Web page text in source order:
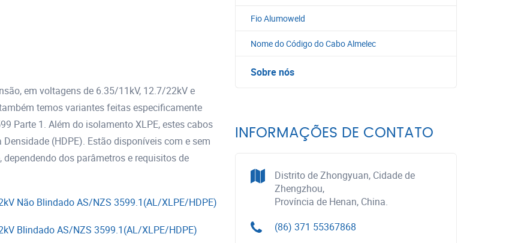
em voltagens de 6.35/11kV, 12.7/22kV e
temos variantes feitas especificamente
Parte 1. Além do isolamento XLPE, estes cabos
(HDPE). Estão disponíveis com e sem
dos parâmetros e requisitos de
Não Blindado AS/NZS 3599.1(AL/XLPE/HDPE)
Blindado AS/NZS 3599.1(AL/XLPE/HDPE)
Fio Alumoweld
Nome do Código do Cabo Almelec
Sobre nós
INFORMAÇÕES DE CONTATO
Distrito de Zhongyuan, Cidade de
Zhengzhou,
Província de Henan, China.
(86) 371 55367868